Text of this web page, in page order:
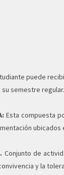
puede
semestre regular.
Esta compuesta
ubicados
Conjunto de
y la